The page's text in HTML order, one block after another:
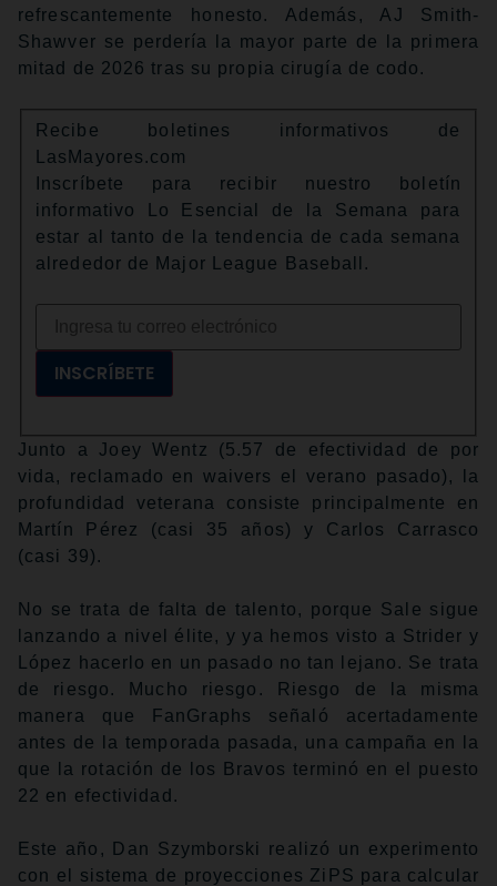
refrescantemente honesto. Además, AJ Smith-
Shawver se perdería la mayor parte de la primera
mitad de 2026 tras su propia cirugía de codo.
Recibe boletines informativos de
LasMayores.com
Inscríbete para recibir nuestro boletín
informativo Lo Esencial de la Semana para
estar al tanto de la tendencia de cada semana
alrededor de Major League Baseball.
INSCRÍBETE
Junto a Joey Wentz (5.57 de efectividad de por
vida, reclamado en waivers el verano pasado), la
profundidad veterana consiste principalmente en
Martín Pérez (casi 35 años) y Carlos Carrasco
(casi 39).
No se trata de falta de talento, porque Sale sigue
lanzando a nivel élite, y ya hemos visto a Strider y
López hacerlo en un pasado no tan lejano. Se trata
de riesgo. Mucho riesgo. Riesgo de la misma
manera que FanGraphs señaló acertadamente
antes de la temporada pasada, una campaña en la
que la rotación de los Bravos terminó en el puesto
22 en efectividad.
Este año, Dan Szymborski realizó un experimento
con el sistema de proyecciones ZiPS para calcular